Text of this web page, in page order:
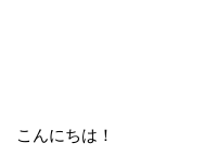
こんにちは！